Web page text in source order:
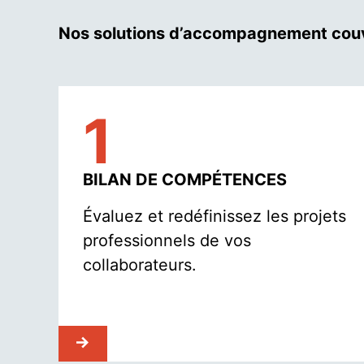
Nos solutions d’accompagnement
1
BILAN DE COMPÉTENCES
Évaluez et redéfinissez les projets
professionnels de vos
collaborateurs.